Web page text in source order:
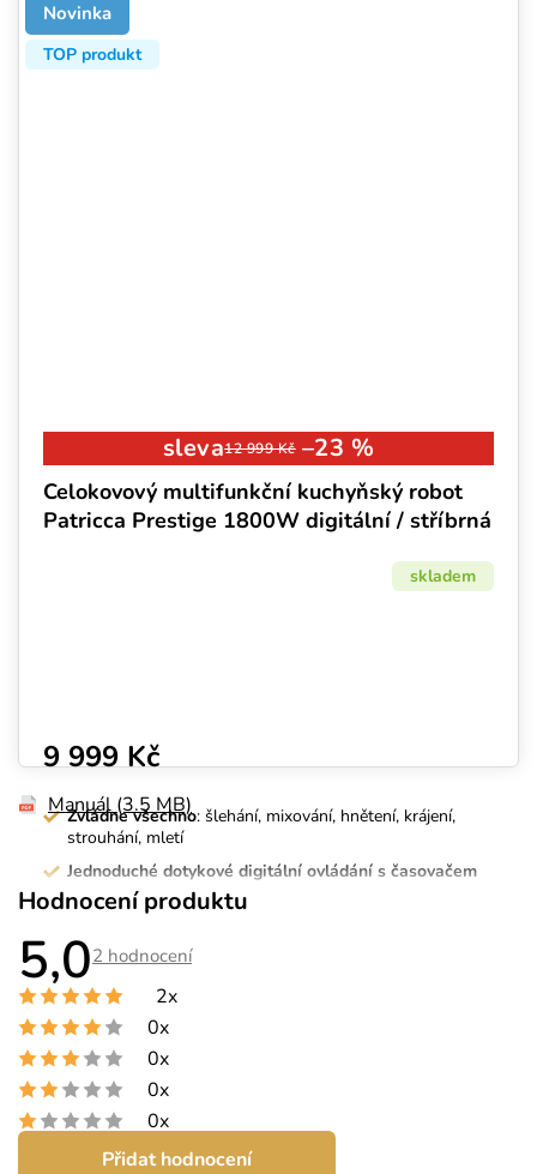
Novinka
TOP produkt
12 999 Kč –23 %
Celokovový multifunkční kuchyňský robot
Patricca Prestige 1800W digitální / stříbrná
skladem
9 999 Kč
Zvládne všechno: šlehání, mixování, hnětení, krájení,
strouhání, mletí
Jednoduché dotykové digitální ovládání s časovačem
Odolnost a kvalita: celokovová konstrukce
Vysoký výkon
Tichý provoz
Kovové převody
Objemná nádoba
Bohaté příslušenství
Manuál (3.5 MB)
Hodnocení produktu
5,0Průměrné
hodnocení
produktu
je
5,0
z
5
hvězdiček.
2 hodnocení
2x
0x
0x
0x
0x
Přidat hodnocení